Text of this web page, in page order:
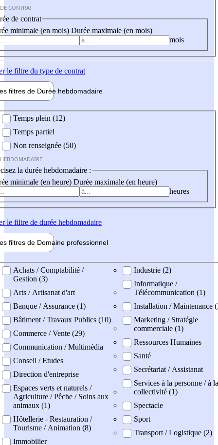
CONTRAT
de contrat
minimale (en mois) Durée maximale (en mois)
mois
le filtre du type de contrat
filtres de Durée hebdomadaire
Temps plein (12)
Temps partiel
Non renseignée (50)
la durée hebdomadaire :
minimale (en heure) Durée maximale (en heure)
heures
le filtre de durée hebdomadaire
filtres de Domaine professionnel
professionel
Achats / Comptabilité /
Gestion (3)
Arts / Artisanat d'art
Banque / Assurance (1)
Bâtiment / Travaux Publics (10)
Commerce / Vente (29)
Communication / Multimédia
Conseil / Etudes
Direction d'entreprise
Espaces verts et naturels /
Agriculture / Pêche / Soins aux
animaux (1)
Hôtellerie - Restauration /
Tourisme / Animation (8)
Immobilier
Industrie (2)
Informatique /
Télécommunication (1)
Installation / Maintenance
Marketing / Stratégie
commerciale (1)
Ressources Humaines
Santé
Secrétariat / Assistanat
Services à la personne / à la
collectivité (1)
Spectacle
Sport
Transport / Logistique (2)